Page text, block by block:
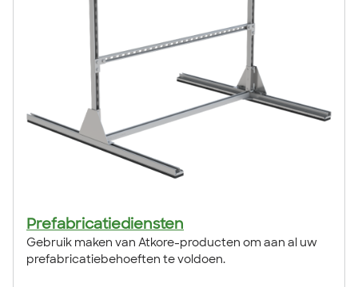
Prefabricatiediensten
Gebruik maken van Atkore-producten om aan al uw
prefabricatiebehoeften te voldoen.